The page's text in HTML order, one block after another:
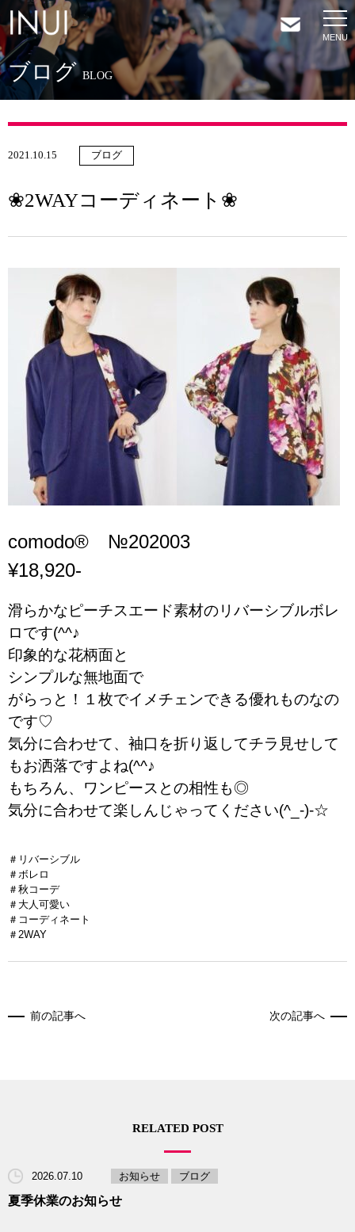
HOME
NEWS
BLOG
ブログ BLOG
❀2WAYコーディネート❀
2021.10.15 ブログ
comodo® №202003
¥18,920-
滑らかなピーチスエード素材のリバーシブルボレ
ロです(^^♪
印象的な花柄面と
シンプルな無地面で
がらっと！１枚でイメチェンできる優れものなの
です♡
気分に合わせて、袖口を折り返してチラ見せして
もお洒落ですよね(^^♪
もちろん、ワンピースとの相性も◎
気分に合わせて楽しんじゃってください(^_-)-☆
＃リバーシブル
＃ボレロ
＃秋コーデ
＃大人可愛い
＃コーディネート
＃2WAY
前の記事へ 次の記事へ
RELATED POST
2026.07.10 お知らせ ブログ
夏季休業のお知らせ